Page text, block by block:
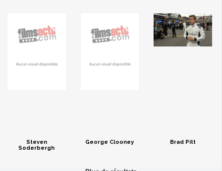
Steven
Soderbergh
George Clooney Brad Pitt